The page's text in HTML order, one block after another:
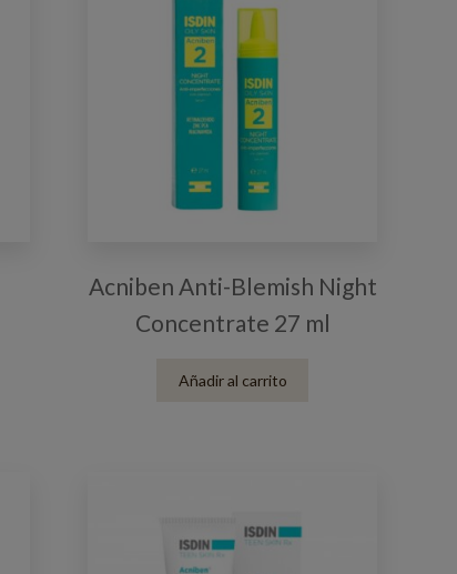
Acniben Anti-Blemish Night
Concentrate 27 ml
Añadir al carrito